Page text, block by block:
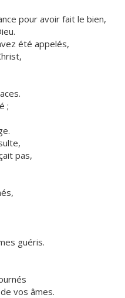
pour avoir fait le bien,
été appelés,
;
pas,
guéris.
vos âmes.